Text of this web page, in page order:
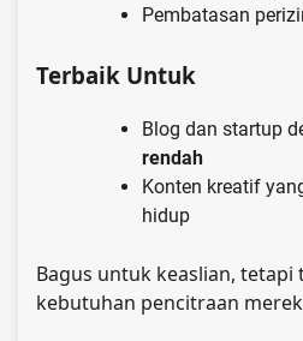
Pembatasan
Terbaik Untuk
Blog dan startup
rendah
Konten kreatif
hidup
Bagus untuk keaslian,
kebutuhan pencitraan